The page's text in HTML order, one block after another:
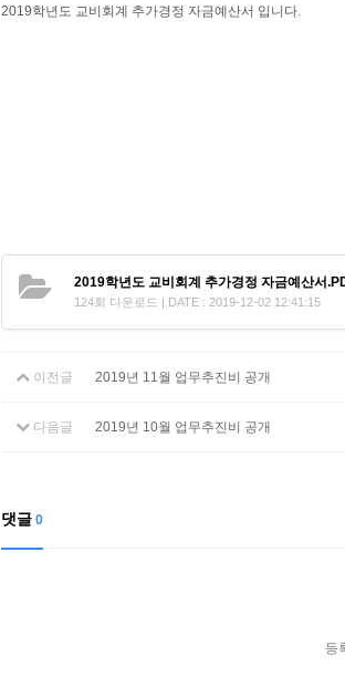
2019학년도 교비회계 추가경정 자금예산서 입니다.
2019학년도 교비회계 추가경정 자금예산서
124회 다운로드 | DATE : 2019-12-02 12:41:15
이전글 2019년 11월 업무추진비 공개
다음글 2019년 10월 업무추진비 공개
댓글 0
등